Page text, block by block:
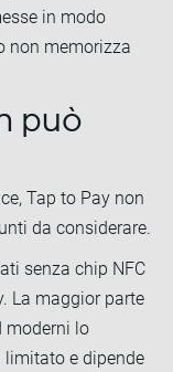
in modo
non memorizza
può
Tap to Pay non
da considerare.
senza chip NFC
La maggior parte
moderni lo
limitato e dipende